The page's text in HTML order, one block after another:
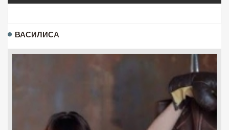
ВАСИЛИСА